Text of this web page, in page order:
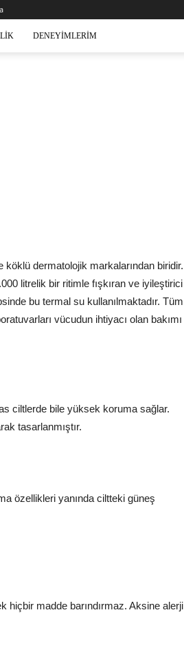
DENEYIMLERIM
köklü dermatolojik markalarından biridir.
litrelik bir ritimle fışkıran ve iyileştirici
bu termal su kullanılmaktadır. Tüm
vücudun ihtiyacı olan bakımı
ciltlerde bile yüksek koruma sağlar.
tasarlanmıştır.
özellikleri yanında ciltteki güneş
hiçbir madde barındırmaz. Aksine alerji